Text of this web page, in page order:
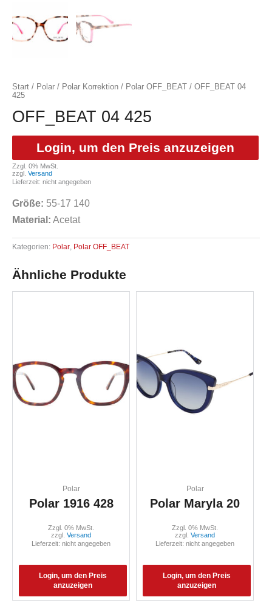
Start / Polar / Polar Korrektion / Polar OFF_BEAT / OFF_BEAT 04
425
OFF_BEAT 04 425
Login, um den Preis anzuzeigen
Zzgl. 0% MwSt.
zzgl. Versand
Lieferzeit: nicht angegeben
Größe: 55-17 140
Material: Acetat
Kategorien: Polar Polar OFF_BEAT
Ähnliche Produkte
Polar
Polar 1916 428
Login, um den Preis
anzuzeigen
Zzgl. 0% MwSt.
zzgl. Versand
Lieferzeit: nicht angegeben
Polar
Polar Maryla 20
Login, um den Preis
anzuzeigen
Zzgl. 0% MwSt.
zzgl. Versand
Lieferzeit: nicht angegeben